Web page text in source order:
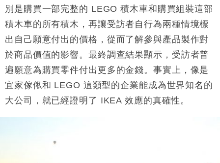
別是購買一部完整的 LEGO 積木車和購買組裝這部
積木車的所有積木，再讓受訪者自行為兩種情境標
出自己願意付出的價格，從而了解參與產品製作對
於商品價值的影響。最終調查結果顯示，受訪者普
遍願意為購買零件付出更多的金錢。事實上，像是
宜家傢俬和 LEGO 這類型的企業能成為世界知名的
大公司，就已經證明了 IKEA 效應的真確性。